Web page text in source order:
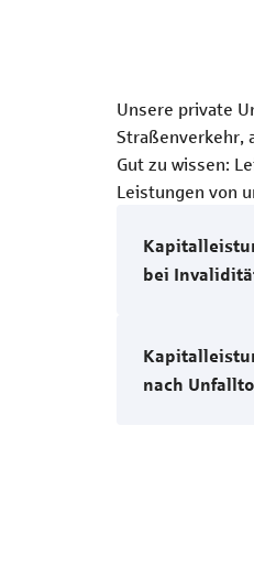
Unsere private
Straßenverkehr,
Gut zu wissen:
Leistungen von
bei
nach